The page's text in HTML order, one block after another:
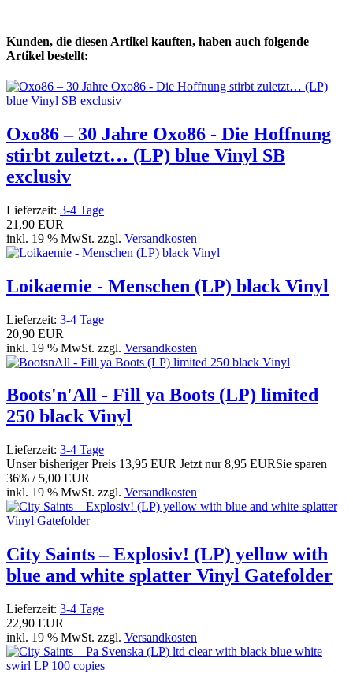
Kunden, die diesen Artikel kauften, haben auch folgende
Artikel bestellt:
Oxo86 – 30 Jahre Oxo86 - Die Hoffnung
stirbt zuletzt… (LP) blue Vinyl SB
exclusiv
Lieferzeit: 3-4 Tage
21,90 EUR
inkl. 19 % MwSt. zzgl. Versandkosten
Loikaemie - Menschen (LP) black Vinyl
Lieferzeit: 3-4 Tage
20,90 EUR
inkl. 19 % MwSt. zzgl. Versandkosten
Boots'n'All - Fill ya Boots (LP) limited
250 black Vinyl
Lieferzeit: 3-4 Tage
Unser bisheriger Preis 13,95 EUR Jetzt nur8,95 EURSie sparen
36% / 5,00 EUR
inkl. 19 % MwSt. zzgl. Versandkosten
City Saints – Explosiv! (LP) yellow with
blue and white splatter Vinyl Gatefolder
Lieferzeit: 3-4 Tage
22,90 EUR
inkl. 19 % MwSt. zzgl. Versandkosten